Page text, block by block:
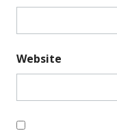
Website